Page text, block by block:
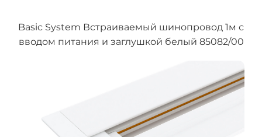
Basic System Встраиваемый шинопровод 1м с
вводом питания и заглушкой белый 85082/00